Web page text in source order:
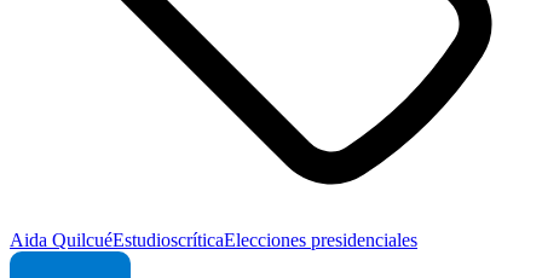
Aida QuilcuéEstudioscríticaElecciones presidenciales